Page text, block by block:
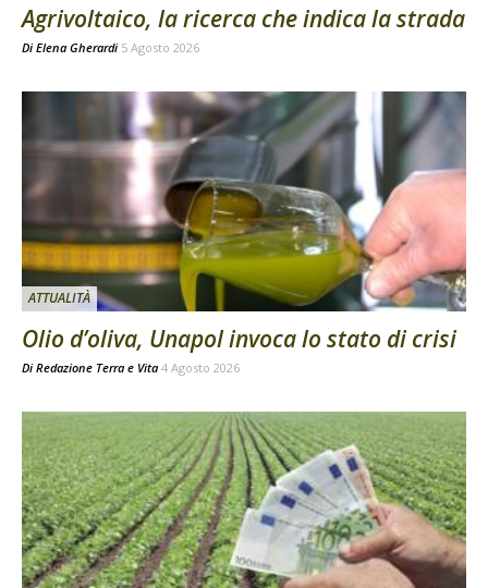
Agrivoltaico, la ricerca che indica la strada
Di Elena Gherardi 5 Agosto 2026
ATTUALITÀ
Olio d’oliva, Unapol invoca lo stato di crisi
Di Redazione Terra e Vita 4 Agosto 2026